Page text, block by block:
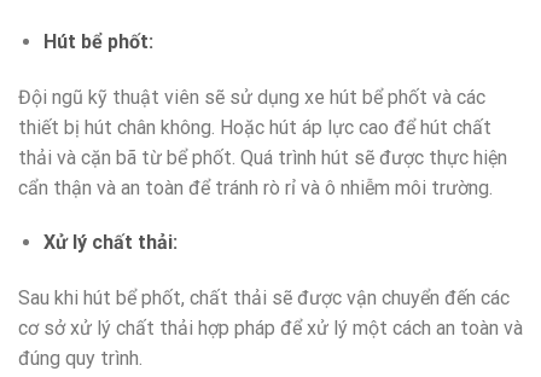
Hút bể phốt:
Đội ngũ kỹ thuật viên sẽ sử dụng xe hút bể phốt và các
thiết bị hút chân không. Hoặc hút áp lực cao để hút chất
thải và cặn bã từ bể phốt. Quá trình hút sẽ được thực hiện
cẩn thận và an toàn để tránh rò rỉ và ô nhiễm môi trường.
Xử lý chất thải:
Sau khi hút bể phốt, chất thải sẽ được vận chuyển đến các
cơ sở xử lý chất thải hợp pháp để xử lý một cách an toàn và
đúng quy trình.